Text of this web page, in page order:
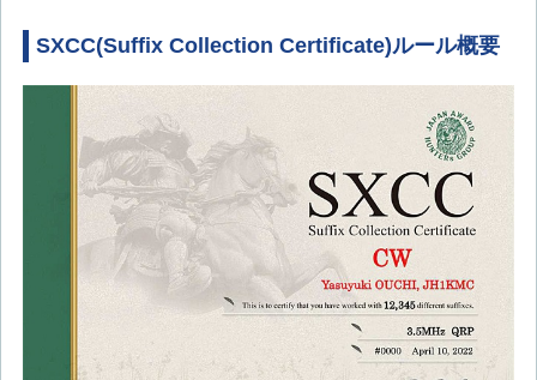
SXCC(Suffix Collection Certificate)ルール概要